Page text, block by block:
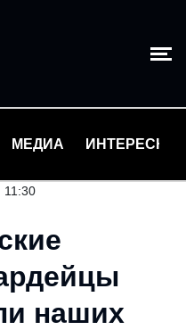
МЕДИА ИНТЕРЕСНОЕ
11:30
наших